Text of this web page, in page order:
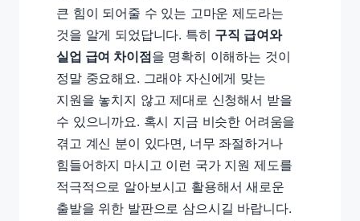
큰 힘이 되어줄 수 있는 고마운 제도라는
것을 알게 되었답니다. 특히 구직 급여와
실업 급여 차이점을 명확히 이해하는 것이
정말 중요해요. 그래야 자신에게 맞는
지원을 놓치지 않고 제대로 신청해서 받을
수 있으니까요. 혹시 지금 비슷한 어려움을
겪고 계신 분이 있다면, 너무 좌절하거나
힘들어하지 마시고 이런 국가 지원 제도를
적극적으로 알아보시고 활용해서 새로운
출발을 위한 발판으로 삼으시길 바랍니다.